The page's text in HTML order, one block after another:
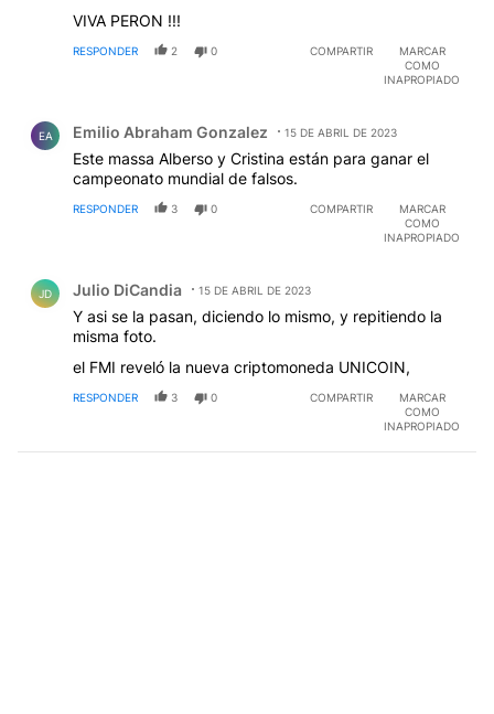
VIVA PERON !!!
RESPONDER 2 0 COMPARTIR
MARCAR
COMO
INAPROPIADO
EA Emilio Abraham Gonzalez 15 DE ABRIL DE 2023
Este massa Alberso y Cristina están para ganar el
campeonato mundial de falsos.
RESPONDER 3 0 COMPARTIR
MARCAR
COMO
INAPROPIADO
JD Julio DiCandia 15 DE ABRIL DE 2023
Y asi se la pasan, diciendo lo mismo, y repitiendo la
misma foto.
el FMI reveló la nueva criptomoneda UNICOIN,
RESPONDER 3 0 COMPARTIR
MARCAR
COMO
INAPROPIADO